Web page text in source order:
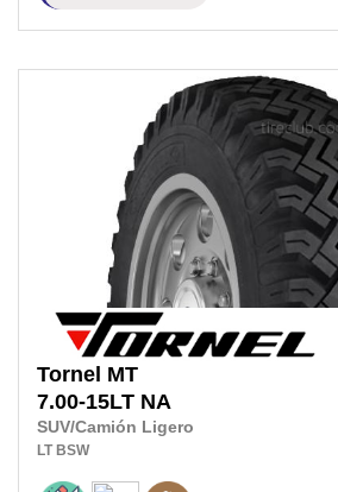
Tornel MT
7.00-15LT NA
SUV/Camión Ligero
LT BSW